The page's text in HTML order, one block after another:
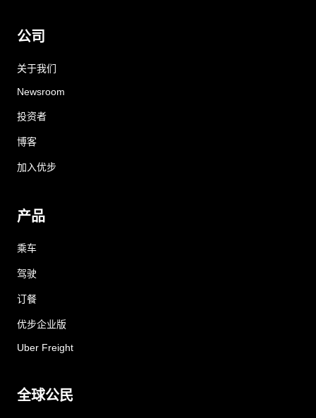
公司
关于我们
Newsroom
投资者
博客
加入优步
产品
乘车
驾驶
订餐
优步企业版
Uber Freight
全球公民